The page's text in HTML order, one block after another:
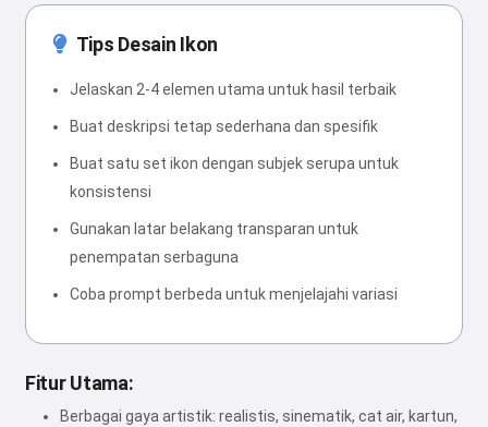
Tips Desain Ikon
Jelaskan 2-4 elemen utama untuk hasil terbaik
Buat deskripsi tetap sederhana dan spesifik
Buat satu set ikon dengan subjek serupa untuk
konsistensi
Gunakan latar belakang transparan untuk
penempatan serbaguna
Coba prompt berbeda untuk menjelajahi variasi
Fitur Utama:
Berbagai gaya artistik: realistis, sinematik, cat air, kartun,